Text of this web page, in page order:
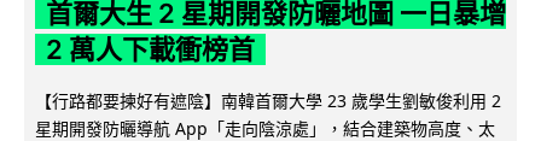
首爾大生 2 星期開發防曬地圖 一日暴增
2 萬人下載衝榜首
【行路都要揀好有遮陰】南韓首爾大學 23 歲學生劉敏俊利用 2
星期開發防曬導航 App「走向陰涼處」，結合建築物高度、太